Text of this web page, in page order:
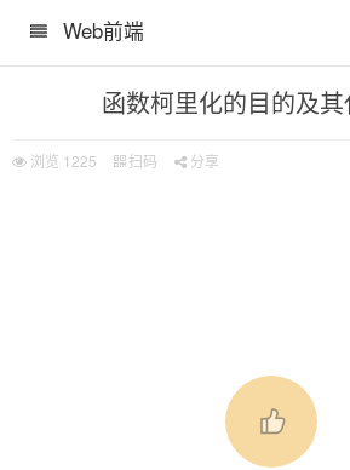
Web前端
函数柯里化的目的及
浏览 1225 扫码 分享